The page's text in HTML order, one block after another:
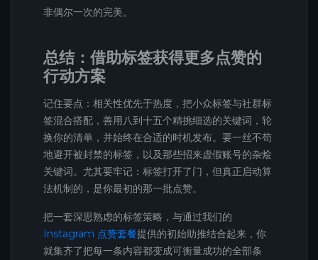
非偶尔一次的完美。
总结：借助标签获得更多点赞的
行动方案
记住要点：相关性优先于热度，把小众标签与社群标
签混合搭配，善用八到十五个精挑细选的关键词，轮
换你的清单，并始终在合适的时机发布。要一丝不苟
地避开被封禁的标签，以及那些招来虚假账号的杂烩
关键词。尤其要牢记：标签打开了门，但真正启动算
法机制的，是你最初的那一批点赞。
把一套深思熟虑的标签策略，与通过我们的
Instagram 点赞套餐提供的初始助推结合起来，你
就集齐了把每一条内容都变成可衡量成功的全部条